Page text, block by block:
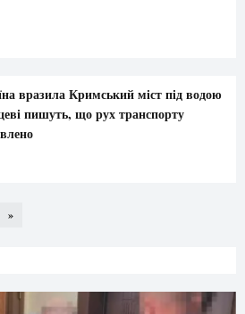
вразила Кримський міст під водою
пишуть, що рух транспорту
»